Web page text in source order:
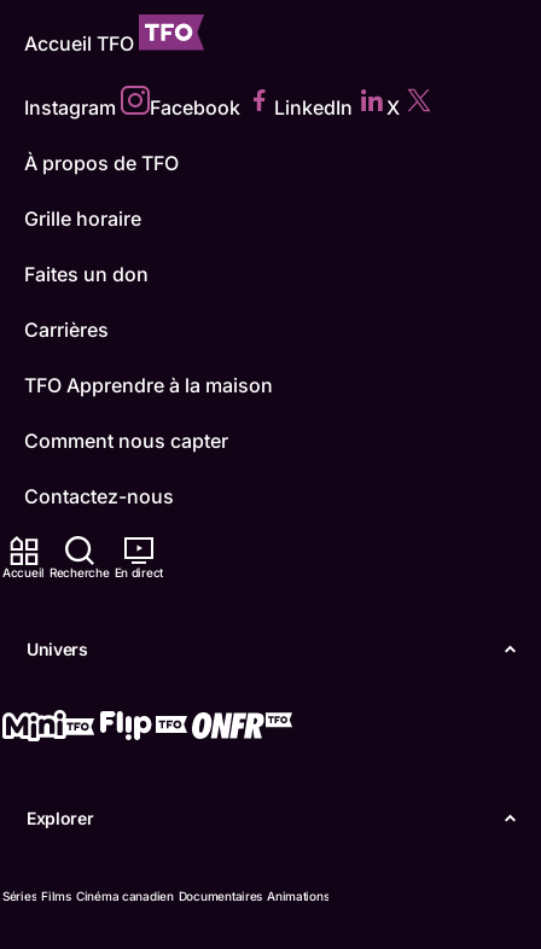
Accueil Recherche En direct
Univers
Explorer
Séries Films Cinéma canadien Documentaires Animations
Accueil TFO
Instagram Facebook LinkedIn X
À propos de TFO
Grille horaire
Faites un don
Carrières
TFO Apprendre à la maison
Comment nous capter
Contactez-nous
ONFR
Boukili
Conditions d'utilisation
Confidentialité